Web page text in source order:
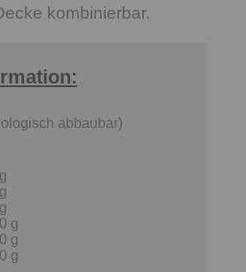
kombinierbar.
abbaubar)
g
g
g